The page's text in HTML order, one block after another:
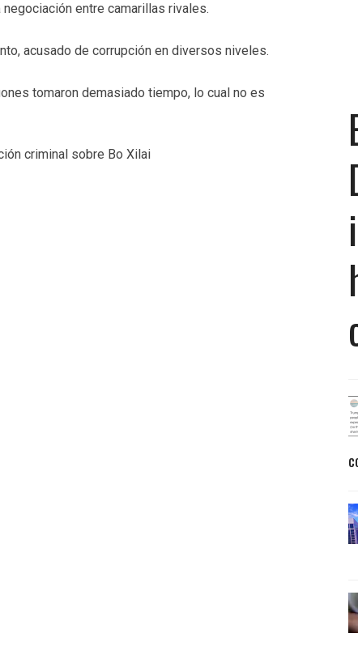
entre camarillas rivales.
acusado de corrupción en diversos niveles.
tomaron demasiado tiempo, lo cual no es
criminal sobre Bo Xilai